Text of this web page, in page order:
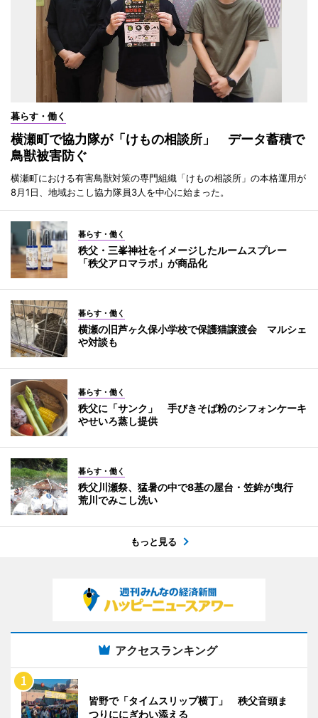
暮らす・働く
横瀬町で協力隊が「けもの相談所」 データ蓄積で
鳥獣被害防ぐ
横瀬町における有害鳥獣対策の専門組織「けもの相談所」の本格運用が
8月1日、地域おこし協力隊員3人を中心に始まった。
暮らす・働く
秩父・三峯神社をイメージしたルームスプレー
「秩父アロマラボ」が商品化
暮らす・働く
横瀬の旧芦ヶ久保小学校で保護猫譲渡会 マルシェ
や対談も
暮らす・働く
秩父に「サンク」 手びきそば粉のシフォンケーキ
やせいろ蒸し提供
暮らす・働く
秩父川瀬祭、猛暑の中で8基の屋台・笠鉾が曳行
荒川でみこし洗い
もっと見る
アクセスランキング
皆野で「タイムスリップ横丁」 秩父音頭ま
つりににぎわい添える